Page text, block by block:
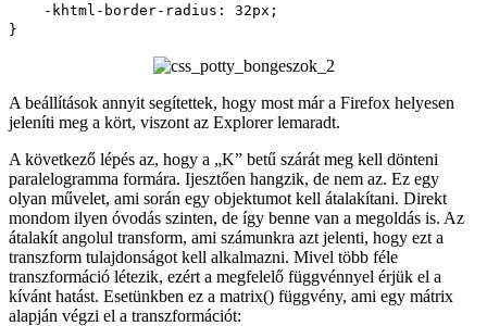
-khtml- border-radius : 32px ;
}
A beállítások annyit segítettek, hogy most már a Firefox helyesen
jeleníti meg a kört, viszont az Explorer lemaradt.
A következő lépés az, hogy a „K” betű szárát meg kell dönteni
paralelogramma formára. Ijesztően hangzik, de nem az. Ez egy
olyan művelet, ami során egy objektumot kell átalakítani. Direkt
mondom ilyen óvodás szinten, de így benne van a megoldás is. Az
átalakít angolul transform, ami számunkra azt jelenti, hogy ezt a
transzform tulajdonságot kell alkalmazni. Mivel több féle
transzformáció létezik, ezért a megfelelő függvénnyel érjük el a
kívánt hatást. Esetünkben ez a matrix() függvény, ami egy mátrix
alapján végzi el a transzformációt: